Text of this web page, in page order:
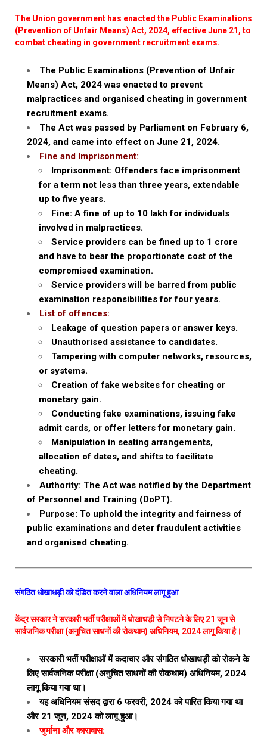
The Union government has enacted the Public Examinations
(Prevention of Unfair Means) Act, 2024, effective June 21, to
combat cheating in government recruitment exams.
The Public Examinations (Prevention of Unfair
Means) Act, 2024 was enacted to prevent
malpractices and organised cheating in government
recruitment exams.
The Act was passed by Parliament on February 6,
2024, and came into effect on June 21, 2024.
Fine and Imprisonment:
Imprisonment: Offenders face imprisonment
for a term not less than three years, extendable
up to five years.
Fine: A fine of up to ₹10 lakh for individuals
involved in malpractices.
Service providers can be fined up to ₹1 crore
and have to bear the proportionate cost of the
compromised examination.
Service providers will be barred from public
examination responsibilities for four years.
List of offences:
Leakage of question papers or answer keys.
Unauthorised assistance to candidates.
Tampering with computer networks, resources,
or systems.
Creation of fake websites for cheating or
monetary gain.
Conducting fake examinations, issuing fake
admit cards, or offer letters for monetary gain.
Manipulation in seating arrangements,
allocation of dates, and shifts to facilitate
cheating.
Authority: The Act was notified by the Department
of Personnel and Training (DoPT).
Purpose: To uphold the integrity and fairness of
public examinations and deter fraudulent activities
and organised cheating.
संगठित धोखाधड़ी को दंडित करने वाला अधिनियम लागू हुआ
केंद्र सरकार ने सरकारी भर्ती परीक्षाओं में धोखाधड़ी से निपटने के लिए 21 जून से
सार्वजनिक परीक्षा (अनुचित साधनों की रोकथाम) अधिनियम, 2024 लागू किया है।
सरकारी भर्ती परीक्षाओं में कदाचार और संगठित धोखाधड़ी को रोकने के
लिए सार्वजनिक परीक्षा (अनुचित साधनों की रोकथाम) अधिनियम, 2024
लागू किया गया था।
यह अधिनियम संसद द्वारा 6 फरवरी, 2024 को पारित किया गया था
और 21 जून, 2024 को लागू हुआ।
जुर्माना और कारावास: